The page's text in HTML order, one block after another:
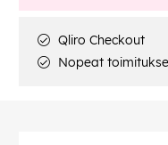
Qliro Checkout
Nopeat